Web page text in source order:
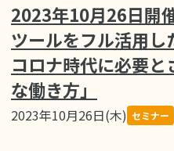
2023年10月26日開
ツールをフル活用し
コロナ時代に必要
な働き方」
2023年10月26日(木) セミナー